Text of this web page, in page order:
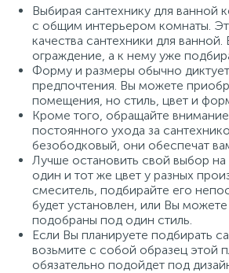
Выбирая сантехнику для ванной
с общим интерьером комнаты.
качества сантехники для
ограждение, а к нему уже
Форму и размеры обычно
предпочтения. Вы можете
помещения, но стиль, цвет и
Кроме того, обращайте
постоянного ухода за
безободковый, они обеспечат
Лучше остановить свой выбор
один и тот же цвет у разных
смеситель, подбирайте его
будет установлен, или Вы
подобраны под один стиль.
Если Вы планируете подбирать
возьмите с собой образец этой
обязательно подойдет под